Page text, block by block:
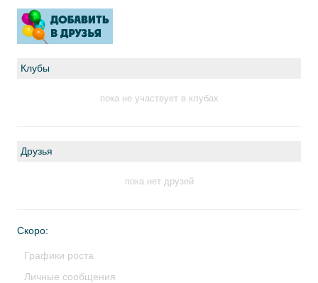
Клубы
пока не участвует в клубах
Друзья
пока нет друзей
Скоро:
Графики роста
Личные сообщения